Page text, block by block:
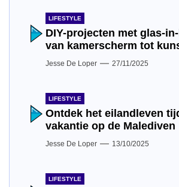
LIFESTYLE
DIY-projecten met glas-
van kamerscherm tot
Jesse De Loper 27/11/2025
LIFESTYLE
Ontdek het eilandleven
vakantie op de Malediven
Jesse De Loper 13/10/2025
LIFESTYLE